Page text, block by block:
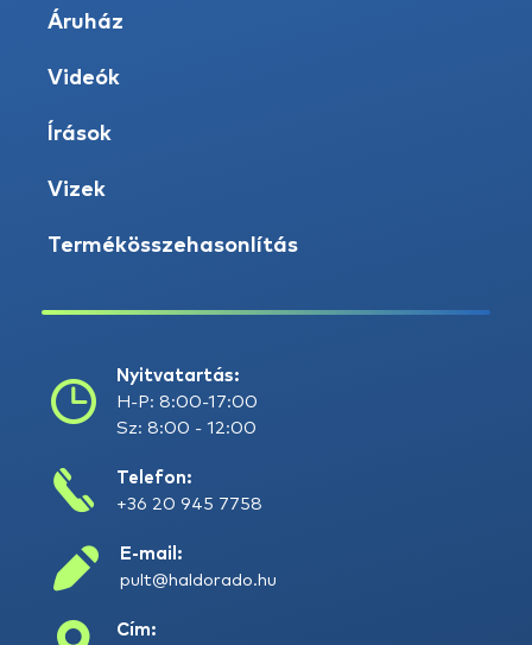
Áruház
Videók
Írások
Vizek
Termékösszehasonlítás
Nyitvatartás:
H-P: 8:00-17:00
Sz: 8:00 - 12:00
Telefon:
+36 20 945 7758
E-mail:
pult@haldorado.hu
Cím: